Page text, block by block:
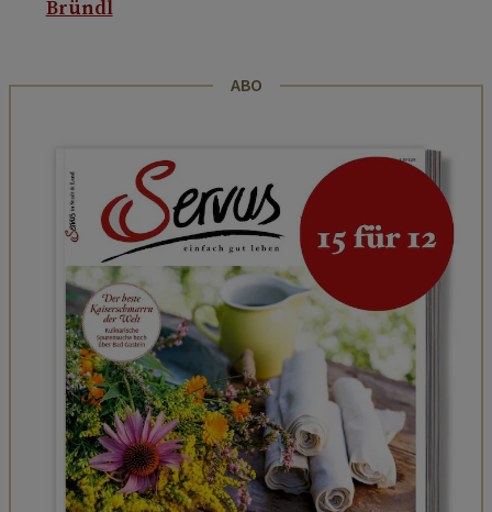
Bründl
ABO